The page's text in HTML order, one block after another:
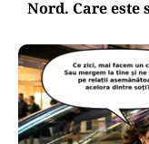
Nord. Care